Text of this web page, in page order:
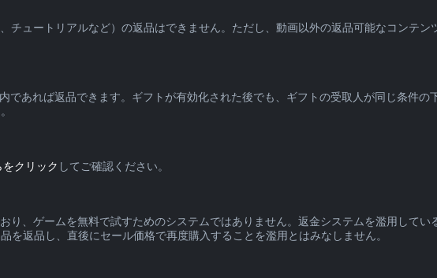
チュートリアルなど）の返品はできません。ただし、動画以外の返品可能なコンテン
あれば返品できます。ギフトが有効化された後でも、ギフトの受取人が同じ条件の
をクリック してご確認ください。
り、ゲームを無料で試すためのシステムではありません。返金システムを濫用してい
返品し、直後にセール価格で再度購入することを濫用とはみなしません。